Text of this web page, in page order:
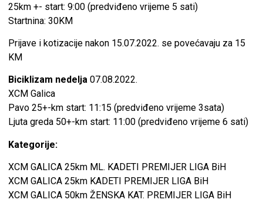
25km +- start: 9:00 (predviđeno vrijeme 5 sati)
Startnina: 30KM
Prijave i kotizacije nakon 15.07.2022. se povećavaju za 15
KM
Biciklizam nedelja 07.08.2022.
XCM Galica
Pavo 25+-km start: 11:15 (predviđeno vrijeme 3sata)
Ljuta greda 50+-km start: 11:00 (predviđeno vrijeme 6 sati)
Kategorije:
XCM GALICA 25km ML. KADETI PREMIJER LIGA BiH
XCM GALICA 25km KADETI PREMIJER LIGA BiH
XCM GALICA 50km ŽENSKA KAT. PREMIJER LIGA BiH